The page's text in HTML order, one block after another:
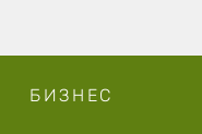
БИЗНЕС